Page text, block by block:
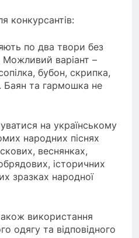
конкурсантів:
по два твори без
варіант –
бубон, скрипка,
та гармошка не
на українському
народних піснях
веснянках,
історичних
зразках народної
використання
одягу та відповідного